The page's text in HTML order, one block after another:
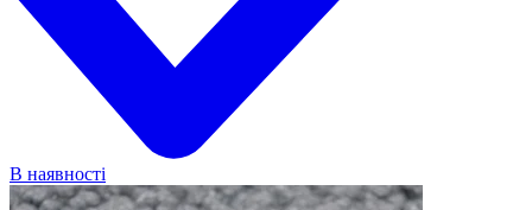
В наявності